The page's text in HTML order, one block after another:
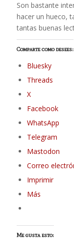
Son bastante
hacer un hueco,
tantas buenas
Comparte como desees:
Bluesky
Threads
X
Facebook
WhatsApp
Telegram
Mastodon
Correo
Imprimir
Más
Me gusta esto: